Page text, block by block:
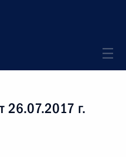
26.07.2017 г.